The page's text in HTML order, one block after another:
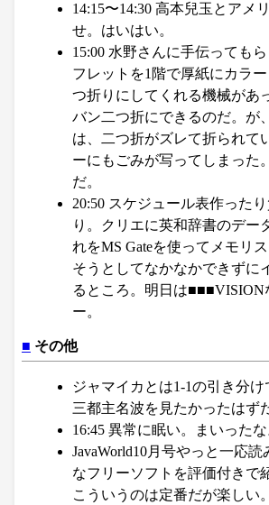
14:15〜14:30 高本兒玉とアメ
せ。はいはい。
15:00 水野さんに手伝っても
フレットを1階で厚紙にカラ
つ折りにしてくれる機械があ
バン二つ折にできるのだ。が
は、二つ折がズレて折られて
ーにもごみが写ってしまった
だ。
20:50 スケジュール表作った
り。クリエに英和辞書のデー
れをMS Gateを使ってメモリ
そうとしてなかなかできずに
るところ。明日は■■■VISION
ー。
■ その他
ジャマイカとは1-1の引き分
三都主名波を見たかったはず
16:45 異常に眠い。まいったな
JavaWorld10月号やっと一応読
なフリーソフトを評価付きで
こういうのは定番だが楽しい。